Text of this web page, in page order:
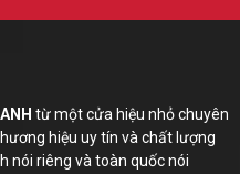
từ một cửa hiệu nhỏ chuyên
hiệu uy tín và chất lượng
nói riêng và toàn quốc nói